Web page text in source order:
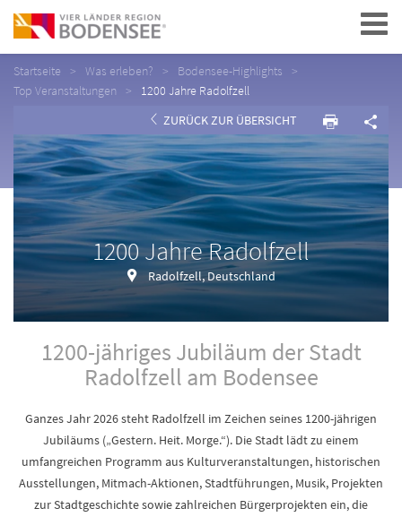
Navigation
Startseite Was erleben?
Bodensee-Highlights
Top Veranstaltungen
1200 Jahre Radolfzell
ZURÜCK ZUR ÜBERSICHT
1200 Jahre Radolfzell
Radolfzell, Deutschland
1200-jähriges Jubiläum der Stadt
Radolfzell am Bodensee
Ganzes Jahr 2026 steht Radolfzell im Zeichen seines 1200-jährigen
Jubiläums („Gestern. Heit. Morge.“). Die Stadt lädt zu einem
umfangreichen Programm aus Kulturveranstaltungen, historischen
Ausstellungen, Mitmach-Aktionen, Stadtführungen, Musik, Projekten
zur Stadtgeschichte sowie zahlreichen Bürgerprojekten ein, die